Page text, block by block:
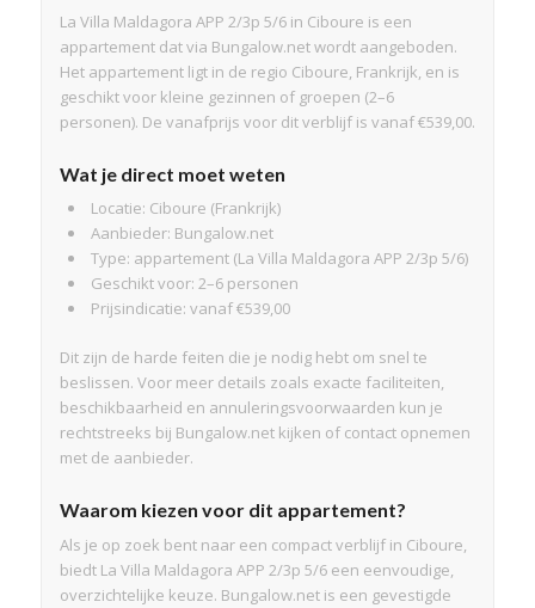
La Villa Maldagora APP 2/3p 5/6 in Ciboure is een
appartement dat via Bungalow.net wordt aangeboden.
Het appartement ligt in de regio Ciboure, Frankrijk, en is
geschikt voor kleine gezinnen of groepen (2–6
personen). De vanafprijs voor dit verblijf is vanaf €539,00.
Wat je direct moet weten
Locatie: Ciboure (Frankrijk)
Aanbieder: Bungalow.net
Type: appartement (La Villa Maldagora APP 2/3p 5/6)
Geschikt voor: 2–6 personen
Prijsindicatie: vanaf €539,00
Dit zijn de harde feiten die je nodig hebt om snel te
beslissen. Voor meer details zoals exacte faciliteiten,
beschikbaarheid en annuleringsvoorwaarden kun je
rechtstreeks bij Bungalow.net kijken of contact opnemen
met de aanbieder.
Waarom kiezen voor dit appartement?
Als je op zoek bent naar een compact verblijf in Ciboure,
biedt La Villa Maldagora APP 2/3p 5/6 een eenvoudige,
overzichtelijke keuze. Bungalow.net is een gevestigde